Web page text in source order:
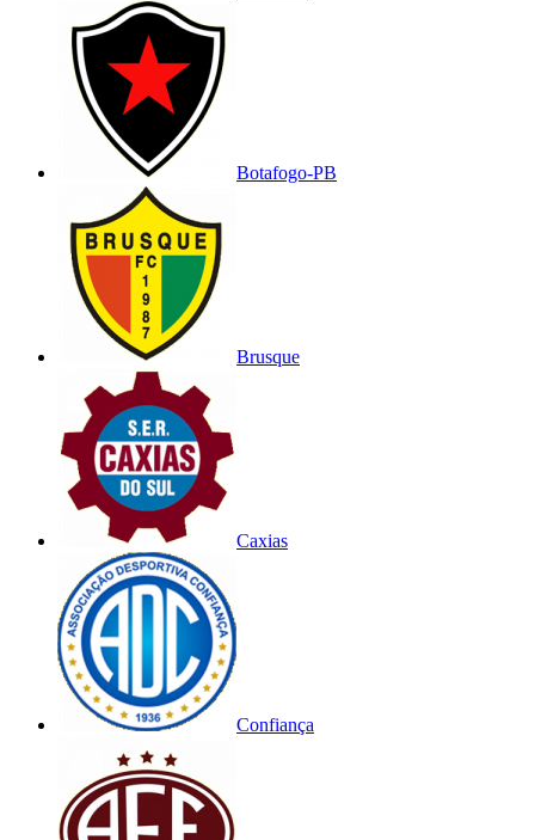
Botafogo-PB
Brusque
Caxias
Confiança